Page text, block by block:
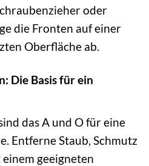
oder
die Fronten auf einer
Oberfläche ab.
Die Basis für ein
das A und O für eine
Entferne Staub, Schmutz
geeigneten